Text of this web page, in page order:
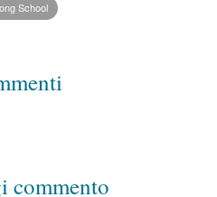
School
commento